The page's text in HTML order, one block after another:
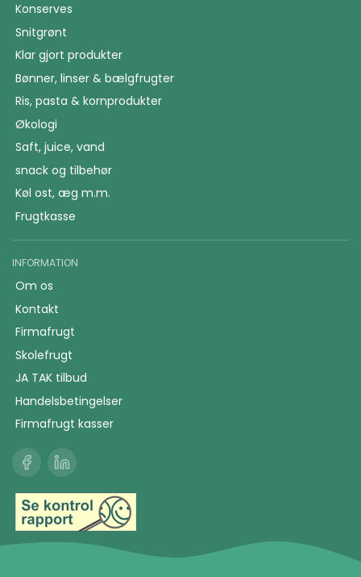
Konserves
Snitgrønt
Klar gjort produkter
Bønner, linser & bælgfrugter
Ris, pasta & kornprodukter
Økologi
Saft, juice, vand
snack og tilbehør
Køl ost, æg m.m.
Frugtkasse
INFORMATION
Om os
Kontakt
Firmafrugt
Skolefrugt
JA TAK tilbud
Handelsbetingelser
Firmafrugt kasser